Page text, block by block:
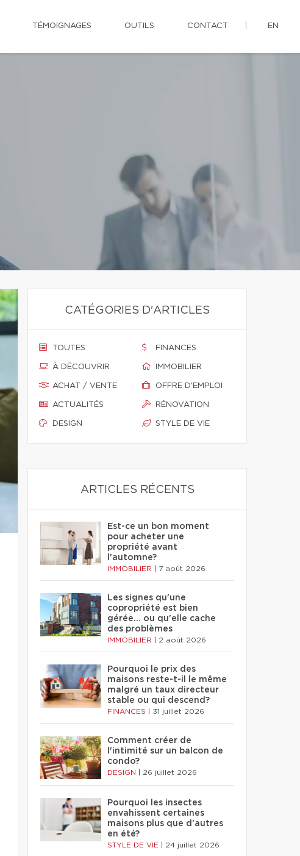
TÉMOIGNAGES OUTILS CONTACT EN
CATÉGORIES D'ARTICLES
TOUTES
À DÉCOUVRIR
ACHAT / VENTE
ACTUALITÉS
DESIGN
FINANCES
IMMOBILIER
OFFRE D'EMPLOI
RÉNOVATION
STYLE DE VIE
ARTICLES RÉCENTS
Est-ce un bon moment
pour acheter une
propriété avant
l'automne?
IMMOBILIER 7 août 2026
Les signes qu'une
copropriété est bien
gérée… ou qu'elle cache
des problèmes
IMMOBILIER 2 août 2026
Pourquoi le prix des
maisons reste-t-il le même
malgré un taux directeur
stable ou qui descend?
FINANCES 31 juillet 2026
Comment créer de
l'intimité sur un balcon de
condo?
DESIGN 26 juillet 2026
Pourquoi les insectes
envahissent certaines
maisons plus que d'autres
en été?
STYLE DE VIE 24 juillet 2026